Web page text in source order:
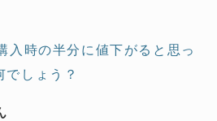
入時の半分に値下がると思っ
でしょう？